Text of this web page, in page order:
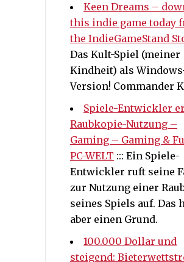
Keen Dreams –
this indie game today
the IndieGameStand
Das Kult-Spiel (meiner
Kindheit) als
Version! Commander
Spiele-Entwickler
Raubkopie-Nutzung –
Gaming – Gaming &
PC-WELT ::: Ein Spiele-
Entwickler ruft seine
zur Nutzung einer
seines Spiels auf. Das
aber einen Grund.
100.000 Dollar und
steigend: